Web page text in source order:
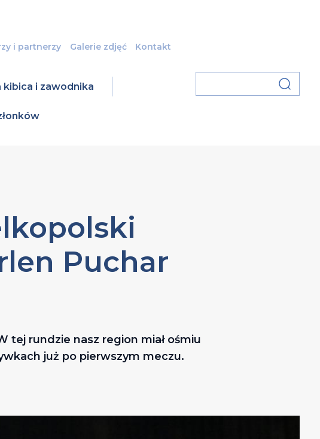
i partnerzy Galerie zdjęć Kontakt
kibica i zawodnika
Puchar
tej rundzie nasz region miał ośmiu
już po pierwszym meczu.